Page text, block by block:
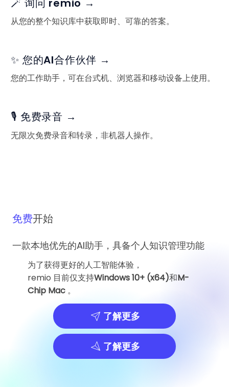
🪄 询问 remio →
从您的整个知识库中获取即时、可靠的答案。
✨ 您的AI合作伙伴 →
您的工作助手，可在台式机、浏览器和移动设备上使用。
🎙️ 免费录音 →
无限次免费录音和转录，非机器人操作。
免费开始
一款本地优先的AI助手，具备个人知识管理功能
为了获得更好的人工智能体验，
remio 目前仅支持Windows 10+ (x64)和M-
Chip Mac。
了解更多
了解更多